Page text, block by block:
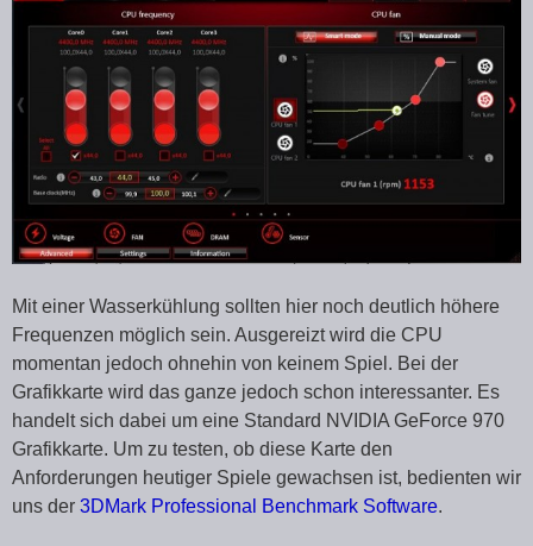
Mit einer Wasserkühlung sollten hier noch deutlich höhere
Frequenzen möglich sein. Ausgereizt wird die CPU
momentan jedoch ohnehin von keinem Spiel. Bei der
Grafikkarte wird das ganze jedoch schon interessanter. Es
handelt sich dabei um eine Standard NVIDIA GeForce 970
Grafikkarte. Um zu testen, ob diese Karte den
Anforderungen heutiger Spiele gewachsen ist, bedienten wir
uns der 3DMark Professional Benchmark Software.